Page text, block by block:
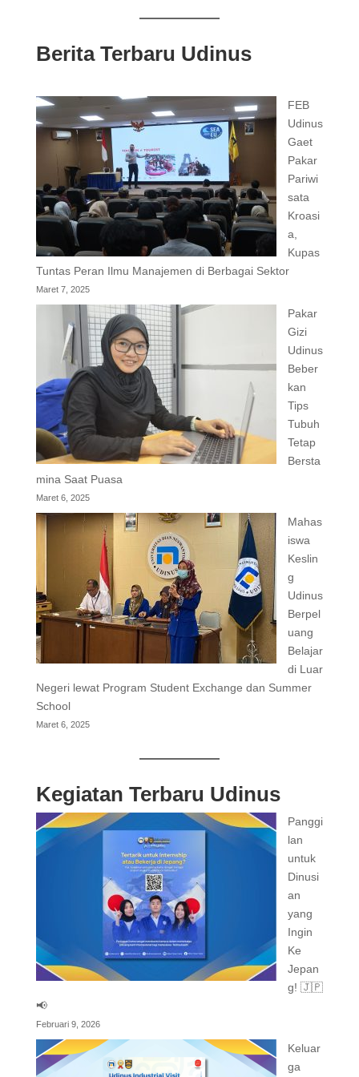
Berita Terbaru Udinus
FEB
Udinus
Gaet
Pakar
Pariwi
sata
Kroasi
a,
Kupas
Tuntas Peran Ilmu Manajemen di Berbagai Sektor
Maret 7, 2025
Pakar
Gizi
Udinus
Beber
kan
Tips
Tubuh
Tetap
Bersta
mina Saat Puasa
Maret 6, 2025
Mahas
iswa
Keslin
g
Udinus
Berpel
uang
Belajar
di Luar
Negeri lewat Program Student Exchange dan Summer
School
Maret 6, 2025
Kegiatan Terbaru Udinus
Panggi
lan
untuk
Dinusi
an
yang
Ingin
Ke
Jepan
g! 🇯🇵
📢
Februari 9, 2026
Keluar
ga